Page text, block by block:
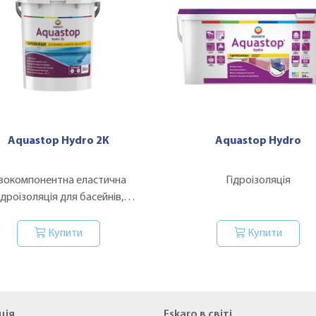
Aquastop Hydro 2К
еластична
для басейнів,
Купити
Aquastop Hydro
Гідроізоляція
Купити